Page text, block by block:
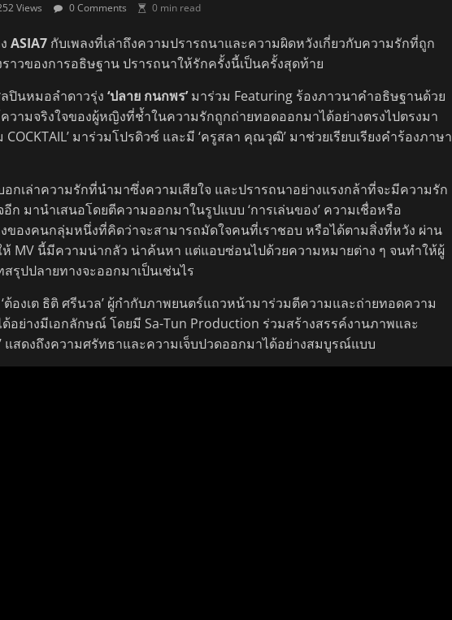
Views 0 Comments 0 min read
ASIA7 กับเพลงที่เล่าถึงความปรารถนาและความผิดหวังเกี่ยวกับความรักที่ถูก
าวของการอธิษฐาน ปรารถนาให้รักครั้งนี้เป็นครั้งสุดท้าย
ปินหมอลำดาวรุ่ง ‘ปลาย กนกพร’มาร่วม Featuring ร้องภาวนาคำอธิษฐานด้วย
ามจริงใจของผู้หญิงที่ช้ำในความรักถูกถ่ายทอดออกมาได้อย่างตรงไปตรงมา
มาร่วมโปรดิวซ์ และมี ‘ครูสลา คุณวุฒิ’ มาช่วยเรียบเรียงคำร้องภาษา
กเล่าความรักที่นำมาซึ่งความเสียใจ และปรารถนาอย่างแรงกล้าที่จะมีความรัก
ก มานำเสนอโดยตีความออกมาในรูปแบบ ‘การเล่นของ’ ความเชื่อหรือ
องคนกลุ่มหนึ่งที่คิดว่าจะสามารถมัดใจคนที่เราชอบ หรือได้ตามสิ่งที่หวัง ผ่าน
MV นี้มีความน่ากลัว น่าค้นหา แต่แอบซ่อนไปด้วยความหมายต่าง ๆ จนทำให้ผู้
รุปปลายทางจะออกมาเป็นเช่นไร
ต้องเต ธิติ ศรีนวล’ ผู้กำกับภาพยนตร์แถวหน้ามาร่วมตีความและถ่ายทอดความ
อย่างมีเอกลักษณ์ โดยมี Sa-Tun Production ร่วมสร้างสรรค์งานภาพและ
แสดงถึงความศรัทธาและความเจ็บปวดออกมาได้อย่างสมบูรณ์แบบ